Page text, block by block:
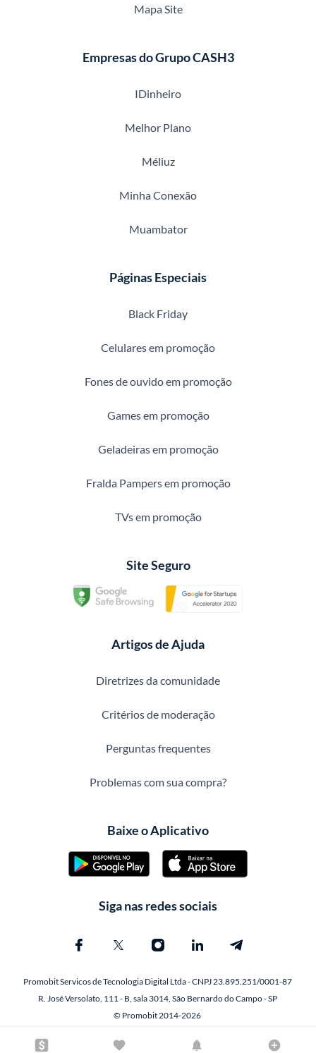
Mapa Site
Empresas do Grupo CASH3
IDinheiro
Melhor Plano
Méliuz
Minha Conexão
Muambator
Páginas Especiais
Black Friday
Celulares em promoção
Fones de ouvido em promoção
Games em promoção
Geladeiras em promoção
Fralda Pampers em promoção
TVs em promoção
Site Seguro
Artigos de Ajuda
Diretrizes da comunidade
Critérios de moderação
Perguntas frequentes
Problemas com sua compra?
Baixe o Aplicativo
Siga nas redes sociais
Promobit Servicos de Tecnologia Digital Ltda - CNPJ 23.895.251/0001-87
R. José Versolato, 111 - B, sala 3014, São Bernardo do Campo - SP
© Promobit 2014-2026